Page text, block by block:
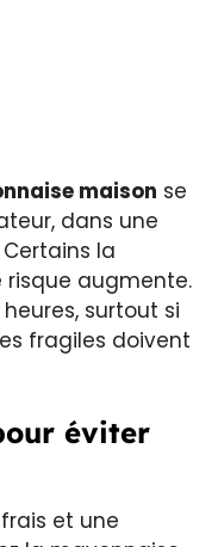
maison se
dans une
la
risque augmente.
surtout si
fragiles doivent
éviter
et une